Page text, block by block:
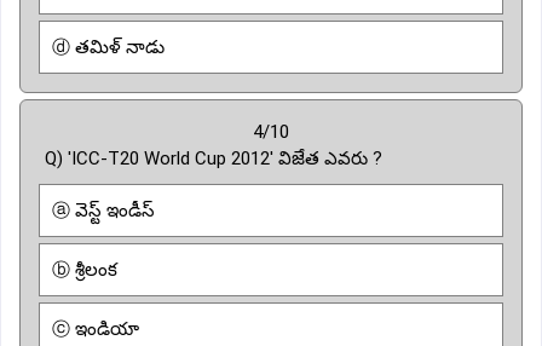
ⓓ తమిళ్ నాడు
4/10
Q) 'ICC-T20 World Cup 2012' విజేత ఎవరు ?
ⓐ వెస్ట్ ఇండీస్
ⓑ శ్రీలంక
ⓒ ఇండియా